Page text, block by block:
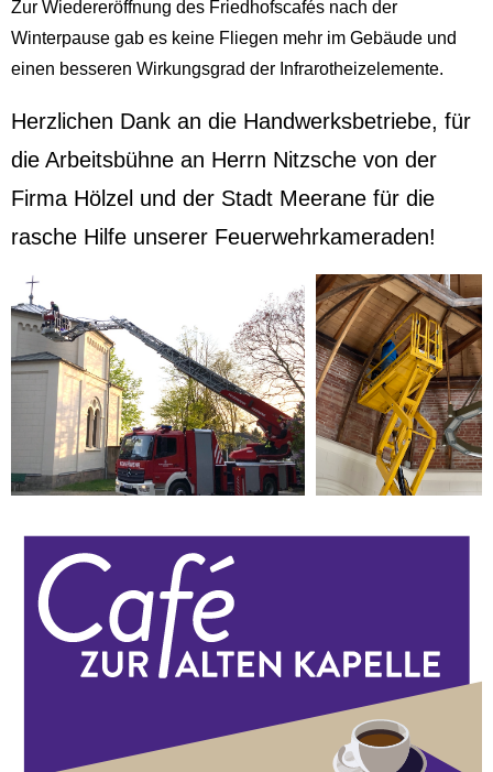
Zur Wiedereröffnung des Friedhofscafés nach der
Winterpause gab es keine Fliegen mehr im Gebäude und
einen besseren Wirkungsgrad der Infrarotheizelemente.
Herzlichen Dank an die Handwerksbetriebe, für
die Arbeitsbühne an Herrn Nitzsche von der
Firma Hölzel und der Stadt Meerane für die
rasche Hilfe unserer Feuerwehrkameraden!